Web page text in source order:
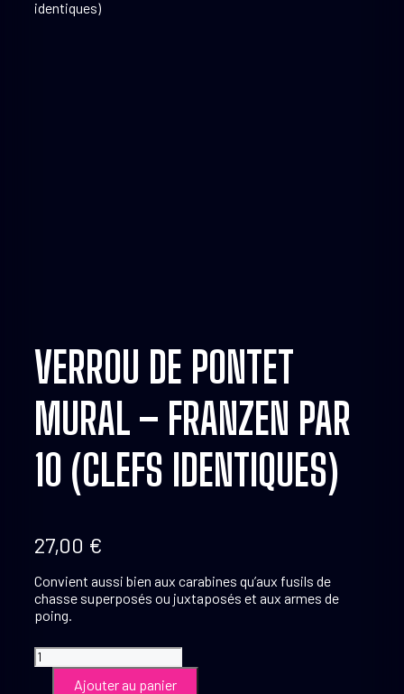
identiques)
VERROU DE PONTET
MURAL – FRANZEN PAR
10 (CLEFS IDENTIQUES)
27,00 €
Convient aussi bien aux carabines qu’aux fusils de
chasse superposés ou juxtaposés et aux armes de
poing.
quantité
de
Ajouter au panier